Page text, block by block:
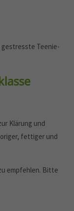
Teenie-
Klärung und
fettiger und
empfehlen. Bitte